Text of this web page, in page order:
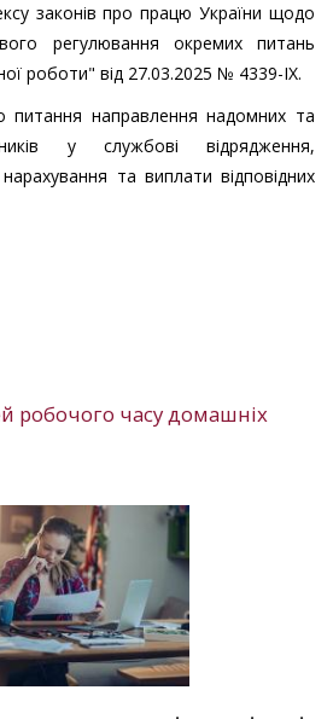
законів про працю України щодо
регулювання окремих питань
роботи" від 27.03.2025 № 4339-ІХ.
питання направлення надомних та
у службові відрядження,
та виплати відповідних
робочого часу домашніх